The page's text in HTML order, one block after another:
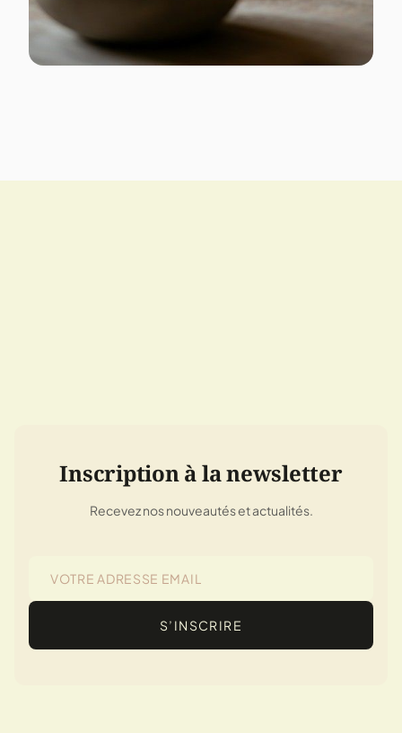
Inscription à la newsletter
Recevez nos nouveautés et actualités.
S’INSCRIRE